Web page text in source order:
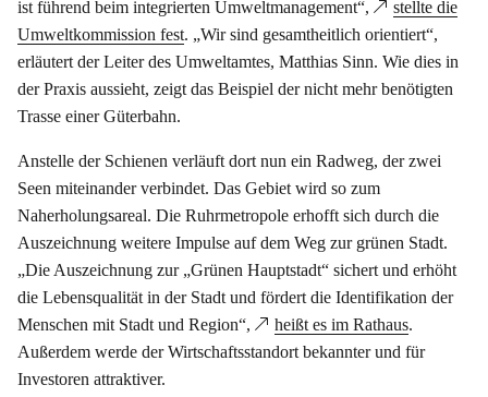
ist führend beim integrierten Umweltmanagement“,
stellte die
Umweltkommission fest. „Wir sind gesamtheitlich orientiert“,
erläutert der Leiter des Umweltamtes, Matthias Sinn. Wie dies in
der Praxis aussieht, zeigt das Beispiel der nicht mehr benötigten
Trasse einer Güterbahn.
Anstelle der Schienen verläuft dort nun ein Radweg, der zwei
Seen miteinander verbindet. Das Gebiet wird so zum
Naherholungsareal. Die Ruhrmetropole erhofft sich durch die
Auszeichnung weitere Impulse auf dem Weg zur grünen Stadt.
„Die Auszeichnung zur „Grünen Hauptstadt“ sichert und erhöht
die Lebensqualität in der Stadt und fördert die Identifikation der
Menschen mit Stadt und Region“,
heißt es im Rathaus.
Außerdem werde der Wirtschaftsstandort bekannter und für
Investoren attraktiver.